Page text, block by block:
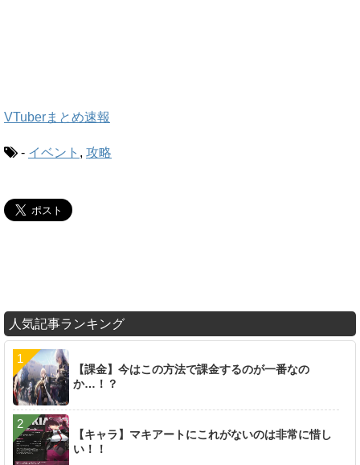
VTuberまとめ速報
- イベント , 攻略
人気記事ランキング
【課金】今はこの方法で課金するのが一番なの
か…！？
【キャラ】マキアートにこれがないのは非常に惜し
い！！